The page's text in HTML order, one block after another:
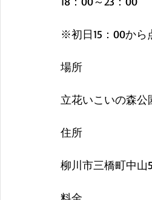
※初日15：00から
場所
立花いこいの森公
住所
柳川市三橋町中山